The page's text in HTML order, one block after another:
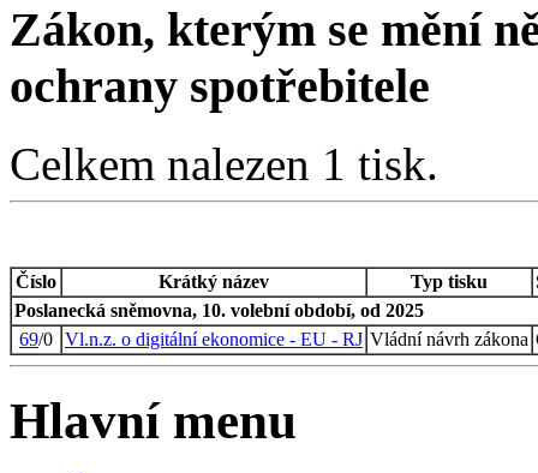
Zákon, kterým se mění
ochrany spotřebitele
Celkem nalezen 1 tisk.
Číslo Krátký název Typ tisku
Poslanecká sněmovna, 10. volební období, od 2025
69/0 Vl.n.z. o digitální ekonomice - EU - RJ Vládní návrh zákona
Hlavní menu